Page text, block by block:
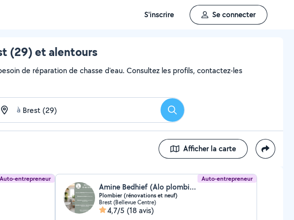
S'inscrire Se connecter
(29) et alentours
de réparation de chasse d'eau. Consultez les profils, contactez-les
à Rechercher
Afficher la carte
Auto-entrepreneur Auto-entrepreneur
Amine Bedhief (Alo plombier)
Plombier (rénovations et neuf)
Brest (Bellevue Centre)
4,7/5 (18 avis)